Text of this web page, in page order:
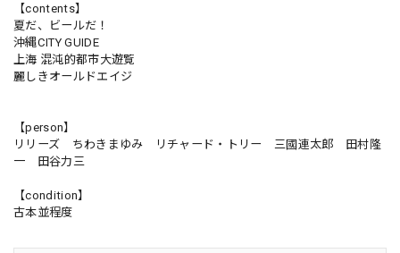
【contents】
夏だ、ビールだ！
沖縄CITY GUIDE
上海 混沌的都市大遊覧
麗しきオールドエイジ
【person】
リリーズ ちわきまゆみ リチャード・トリー 三國連太郎 田村隆
一 田谷力三
【condition】
古本並程度